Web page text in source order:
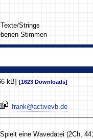
Strings
Stimmen
kB] [1623 Downloads]
frank@activevb.de
eine Wavedatei (2Ch,